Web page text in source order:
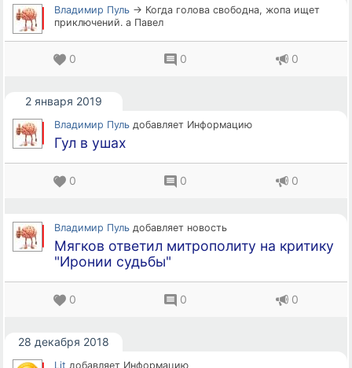
Владимир Пуль → Когда голова свободна, жопа ищет
приключений. а Павел
0 0 0
2 января 2019
Владимир Пуль добавляет Информацию
Гул в ушах
0 0 0
Владимир Пуль добавляет новость
Мягков ответил митрополиту на критику
"Иронии судьбы"
0 0 0
28 декабря 2018
Lit добавляет Информацию